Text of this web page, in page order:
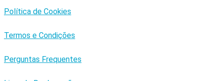
Política de Cookies
Termos e Condições
Perguntas Frequentes